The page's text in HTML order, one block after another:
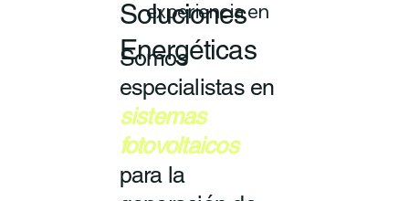
Soluciones
Energéticas
experiencia en
Somos
especialistas en
sistemas
fotovoltaicos
para la